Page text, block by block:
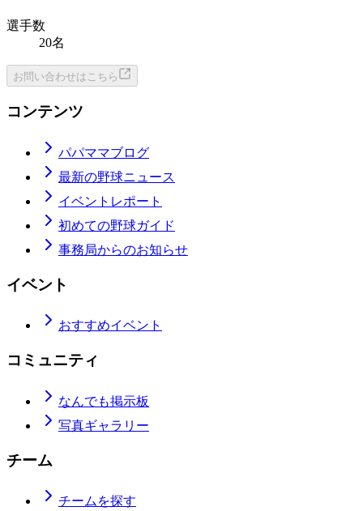
選手数
20名
お問い合わせはこちら
コンテンツ
パパママブログ
最新の野球ニュース
イベントレポート
初めての野球ガイド
事務局からのお知らせ
イベント
おすすめイベント
コミュニティ
なんでも掲示板
写真ギャラリー
チーム
チームを探す